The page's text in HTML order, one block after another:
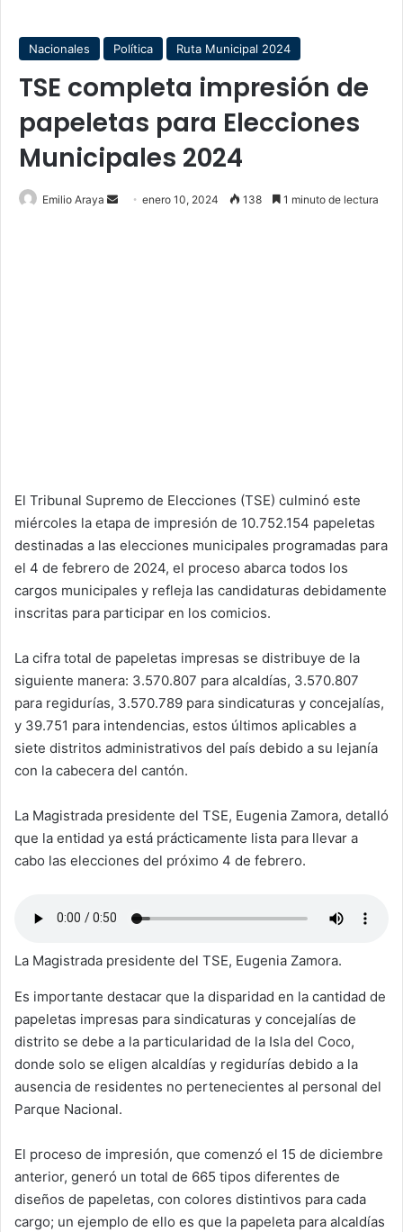
Nacionales Política Ruta Municipal 2024
TSE completa impresión de
papeletas para Elecciones
Municipales 2024
Emilio Araya
Sendenero 10, 2024 138 1 minuto de lectura
El Tribunal Supremo de Elecciones (TSE) culminó este
miércoles la etapa de impresión de 10.752.154 papeletas
destinadas a las elecciones municipales programadas para
el 4 de febrero de 2024, el proceso abarca todos los
cargos municipales y refleja las candidaturas debidamente
inscritas para participar en los comicios.
La cifra total de papeletas impresas se distribuye de la
siguiente manera: 3.570.807 para alcaldías, 3.570.807
para regidurías, 3.570.789 para sindicaturas y concejalías,
y 39.751 para intendencias, estos últimos aplicables a
siete distritos administrativos del país debido a su lejanía
con la cabecera del cantón.
La Magistrada presidente del TSE, Eugenia Zamora, detalló
que la entidad ya está prácticamente lista para llevar a
cabo las elecciones del próximo 4 de febrero.
La Magistrada presidente del TSE, Eugenia Zamora.
Es importante destacar que la disparidad en la cantidad de
papeletas impresas para sindicaturas y concejalías de
distrito se debe a la particularidad de la Isla del Coco,
donde solo se eligen alcaldías y regidurías debido a la
ausencia de residentes no pertenecientes al personal del
Parque Nacional.
El proceso de impresión, que comenzó el 15 de diciembre
anterior, generó un total de 665 tipos diferentes de
diseños de papeletas, con colores distintivos para cada
cargo; un ejemplo de ello es que la papeleta para alcaldías